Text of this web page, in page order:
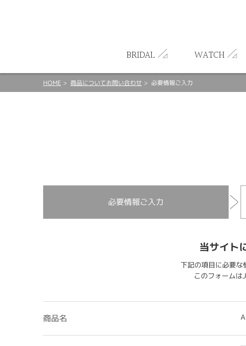
BRIDAL WATCH
HOME 商品についてお問い合わせ 必要情報ご入力
必要情報ご入力
当サイト
下記の項目に必要な
このフォームは
商品名